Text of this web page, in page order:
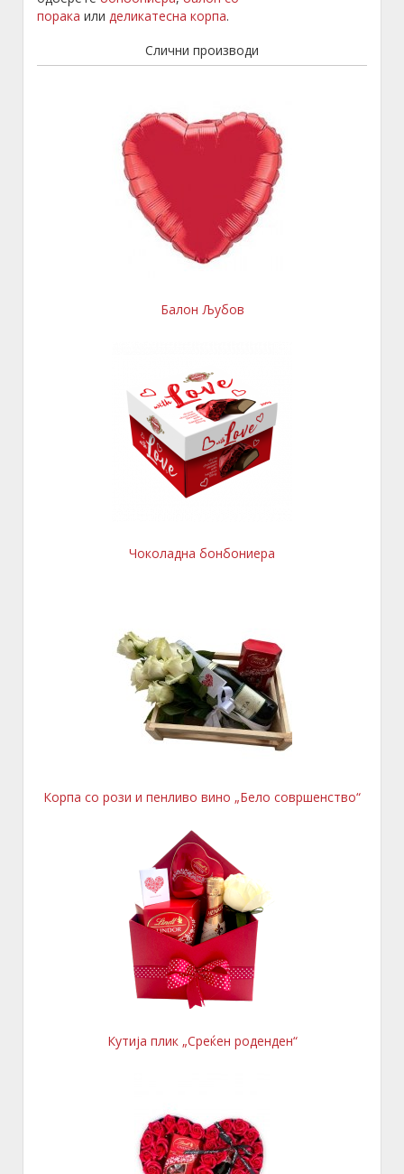
порака или деликатесна корпа.
Слични производи
Балон Љубов
Чоколадна бонбониера
Корпа со рози и пенливо вино „Бело совршенство“
Кутија плик „Среќен роденден“